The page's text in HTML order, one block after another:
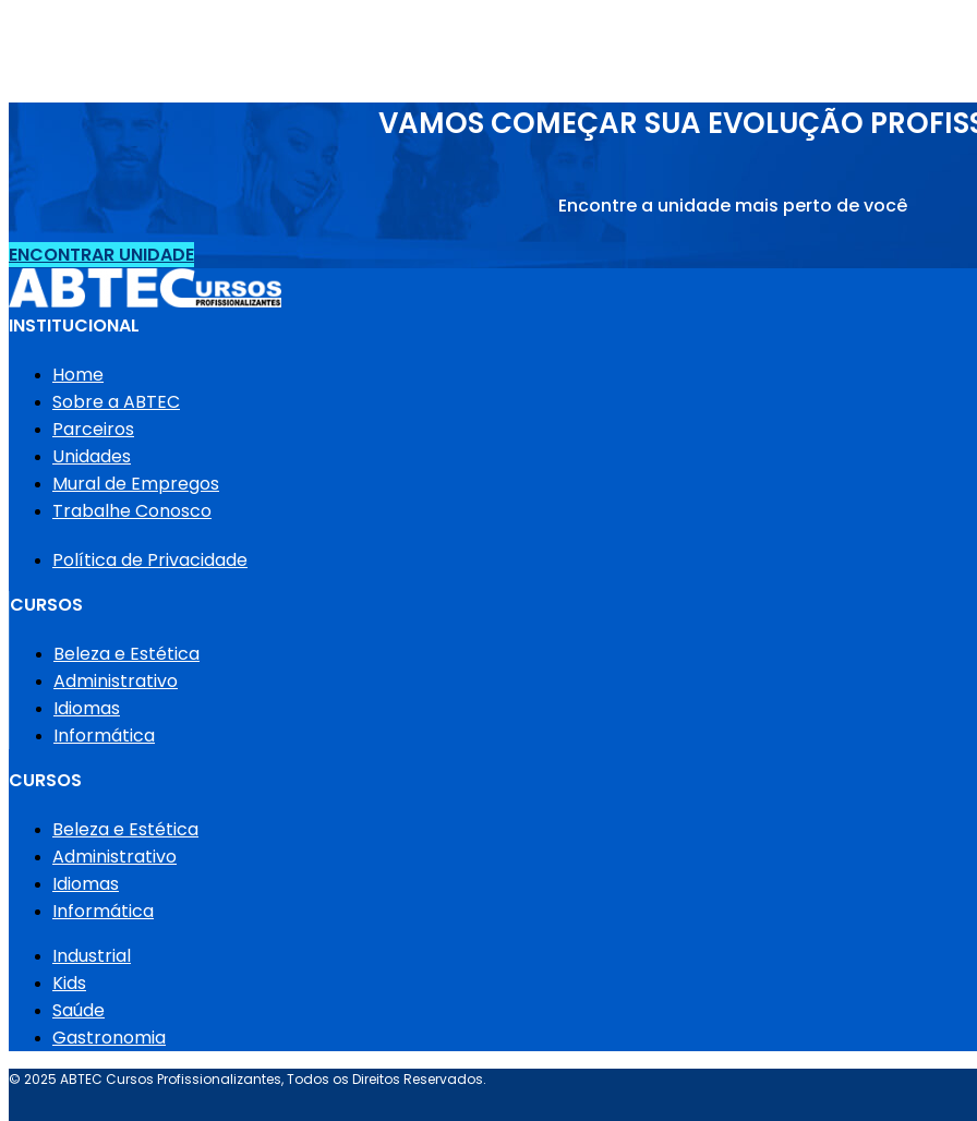
VAMOS COMEÇAR SUA EVOLUÇÃO
Encontre a unidade mais perto de você
ENCONTRAR UNIDADE
INSTITUCIONAL
Home
Sobre a ABTEC
Parceiros
Unidades
Mural de Empregos
Trabalhe Conosco
Política de Privacidade
CURSOS
Beleza e Estética
Administrativo
Idiomas
Informática
CURSOS
Beleza e Estética
Administrativo
Idiomas
Informática
Industrial
Kids
Saúde
Gastronomia
© 2025 ABTEC Cursos Profissionalizantes, Todos os Direitos Reservados.